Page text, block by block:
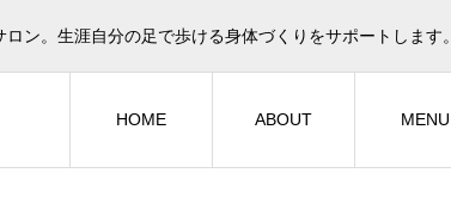
ン。生涯自分の足で歩ける身体づくりをサポートします。
HOME ABOUT MENU